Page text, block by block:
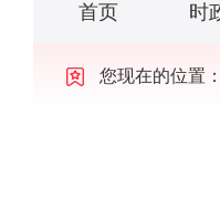
首页 时
您现在的位置：